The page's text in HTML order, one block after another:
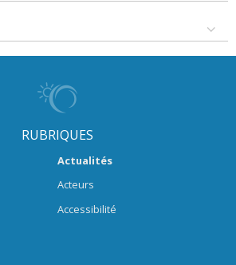
RUBRIQUES
Actualités
Acteurs
Accessibilité